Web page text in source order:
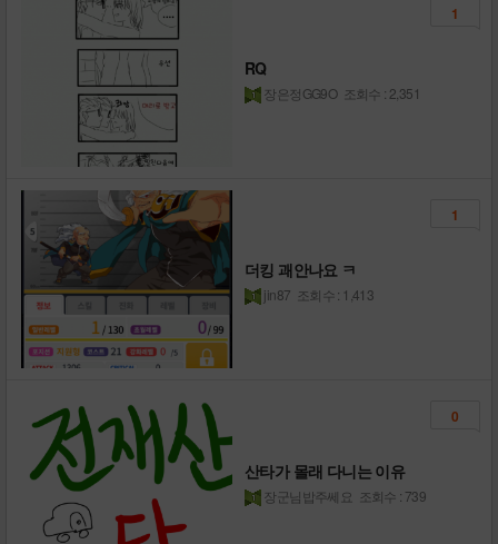
RQ
장은정GG9O 조회수 : 2,351
1
더킹 괘안나요 ㅋ
jin87 조회수 : 1,413
1
산타가 몰래 다니는 이유
장군님밥주쎄요 조회수 : 739
0